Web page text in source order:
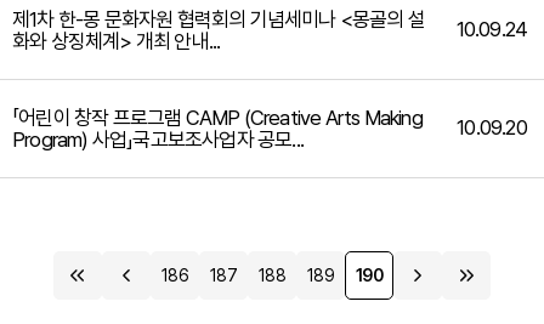
제1차 한-몽 문화자원 협력회의 기념세미나 <몽골의 설
화와 상징체계> 개최 안내...
10.09.24
「어린이 창작 프로그램 CAMP (Creative Arts Making
Program) 사업」국고보조사업자 공모...
10.09.20
186 187 188 189 190